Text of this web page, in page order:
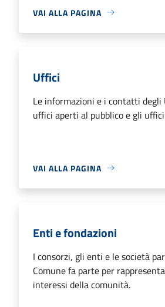
VAI ALLA PAGINA
Uffici
Le informazioni e i contatti
uffici aperti al pubblico e gli
VAI ALLA PAGINA
Enti e fondazioni
I consorzi, gli enti e le società
Comune fa parte per
interessi della comunità.